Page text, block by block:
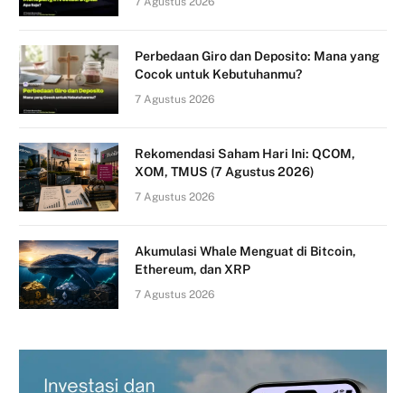
Perbedaan Giro dan Deposito: Mana yang
Cocok untuk Kebutuhanmu?
7 Agustus 2026
Rekomendasi Saham Hari Ini: QCOM,
XOM, TMUS (7 Agustus 2026)
7 Agustus 2026
Akumulasi Whale Menguat di Bitcoin,
Ethereum, dan XRP
7 Agustus 2026